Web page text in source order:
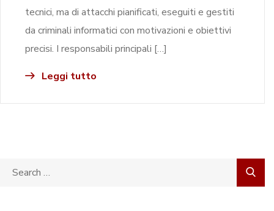
tecnici, ma di attacchi pianificati, eseguiti e gestiti
da criminali informatici con motivazioni e obiettivi
precisi. I responsabili principali […]
Leggi tutto